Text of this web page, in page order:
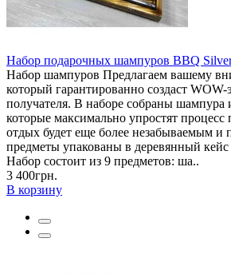
Набор подарочных шампуров BBQ
Набор шампуров Предлагаем вашему
который гарантированно создаст WOW-
получателя. В наборе собраны шампура
которые максимально упростят процесс
отдых будет еще более незабываемым и
предметы упакованы в деревянный
Набор состоит из 9 предметов: ша..
3 400грн.
В корзину